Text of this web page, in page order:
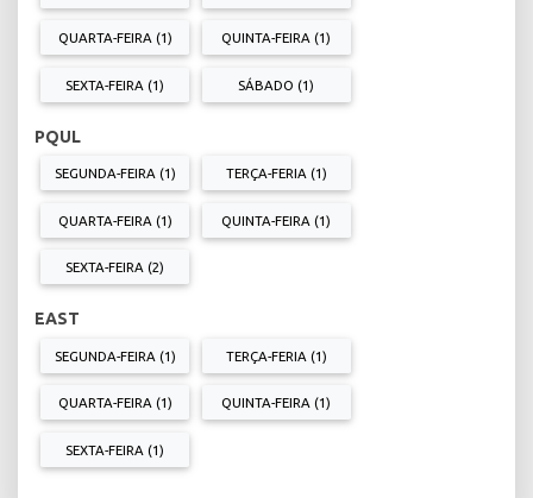
QUARTA-FEIRA (1) QUINTA-FEIRA (1)
SEXTA-FEIRA (1) SÁBADO (1)
PQUL
SEGUNDA-FEIRA (1) TERÇA-FERIA (1)
QUARTA-FEIRA (1) QUINTA-FEIRA (1)
SEXTA-FEIRA (2)
EAST
SEGUNDA-FEIRA (1) TERÇA-FERIA (1)
QUARTA-FEIRA (1) QUINTA-FEIRA (1)
SEXTA-FEIRA (1)